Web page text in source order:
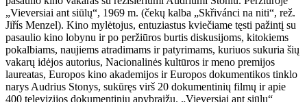
„Vieversiai ant siūlų“, 1969 m. (čekų kalba „Skřivánci na niti“, rež.
Jiřís Menzel). Kino mylėtojus, entuziastus kviečiame tęsti pažintį su
pasaulio kino lobynu ir po peržiūros burtis diskusijoms, kitokiems
pokalbiams, naujiems atradimams ir patyrimams, kuriuos sukuria šių
vakarų idėjos autorius, Nacionalinės kultūros ir meno premijos
laureatas, Europos kino akademijos ir Europos dokumentikos tinklo
narys Audrius Stonys, sukūręs virš 20 dokumentinių filmų ir apie
400 televizijos dokumentinių apybraižų. „Vieversiai ant siūlų“